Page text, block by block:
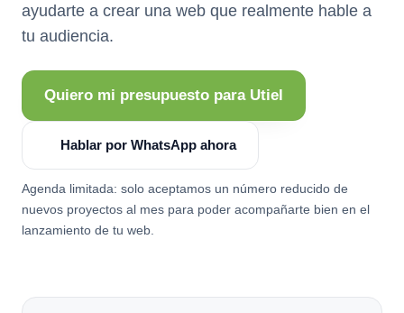
ayudarte a crear una web que realmente hable a
tu audiencia.
Quiero mi presupuesto para Utiel
Hablar por WhatsApp ahora
Agenda limitada: solo aceptamos un número reducido de
nuevos proyectos al mes para poder acompañarte bien en el
lanzamiento de tu web.